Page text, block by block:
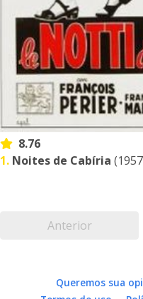
8.76
1. Noites de Cabíria
Anterior
Queremos sua